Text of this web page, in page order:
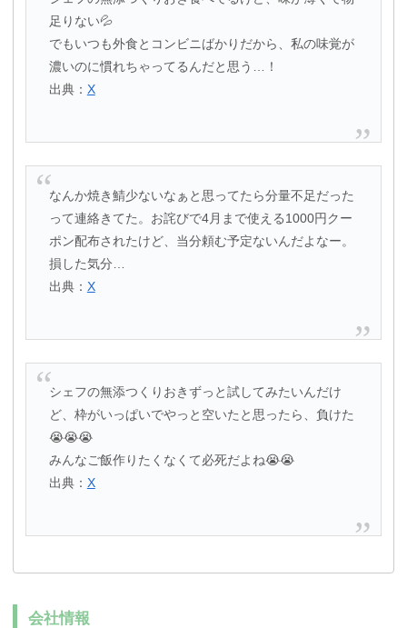
足りない💦
でもいつも外食とコンビニばかりだから、私の味覚が
濃いのに慣れちゃってるんだと思う…！
出典： X
なんか焼き鯖少ないなぁと思ってたら分量不足だった
って連絡きてた。お詫びで4月まで使える1000円クー
ポン配布されたけど、当分頼む予定ないんだよなー。
損した気分…
出典： X
シェフの無添つくりおきずっと試してみたいんだけ
ど、枠がいっぱいでやっと空いたと思ったら、負けた
😭😭😭
みんなご飯作りたくなくて必死だよね😭😭
出典： X
会社情報